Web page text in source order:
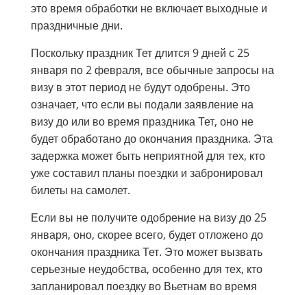
это время обработки не включает выходные и
праздничные дни.
Поскольку праздник Тет длится 9 дней с 25
января по 2 февраля, все обычные запросы на
визу в этот период не будут одобрены. Это
означает, что если вы подали заявление на
визу до или во время праздника Тет, оно не
будет обработано до окончания праздника. Эта
задержка может быть неприятной для тех, кто
уже составил планы поездки и забронировал
билеты на самолет.
Если вы не получите одобрение на визу до 25
января, оно, скорее всего, будет отложено до
окончания праздника Тет. Это может вызвать
серьезные неудобства, особенно для тех, кто
запланировал поездку во Вьетнам во время